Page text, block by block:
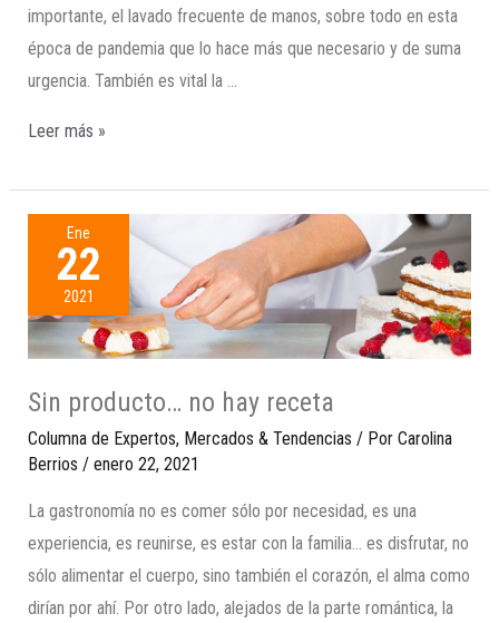
importante, el lavado frecuente de manos, sobre todo en esta
época de pandemia que lo hace más que necesario y de suma
urgencia. También es vital la …
Leer más »
Ene
22
2021
Sin producto… no hay receta
Columna de Expertos, Mercados & Tendencias / Por Carolina
Berrios / enero 22, 2021
La gastronomía no es comer sólo por necesidad, es una
experiencia, es reunirse, es estar con la familia… es disfrutar, no
sólo alimentar el cuerpo, sino también el corazón, el alma como
dirían por ahí. Por otro lado, alejados de la parte romántica, la